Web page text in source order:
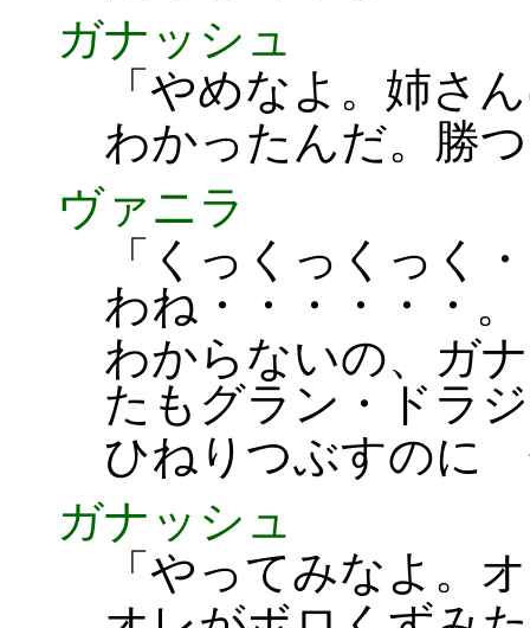
ガナッシュ
「やめなよ。姉さ
わかったんだ。勝
ヴァニラ
「くっくっくっく
わね・・・・・・。
わからないの、ガ
たもグラン・ドラ
ひねりつぶすのに
ガナッシュ
「やってみなよ。